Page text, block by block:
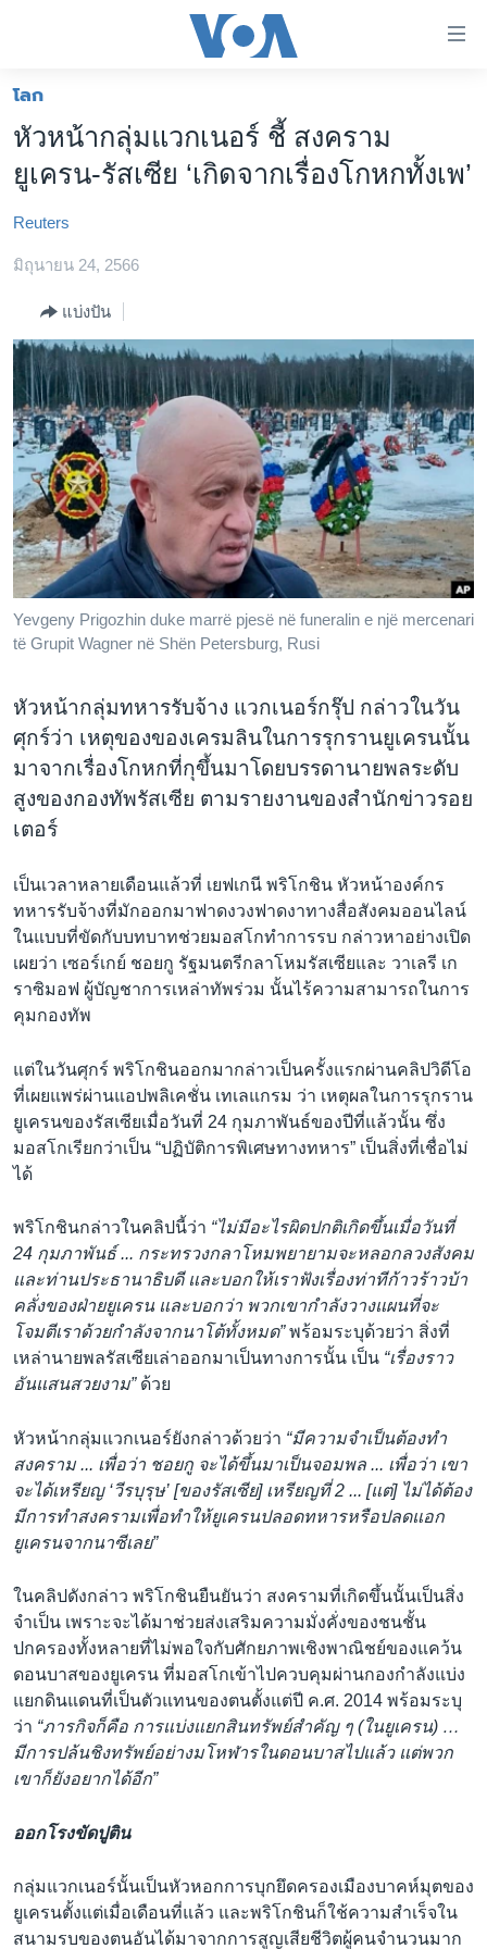
ต่อ
ข้าม
ไป
เนื้อหา
ข้าม
ไป
ข้าม
ไป
การ
ค้นหา
โลก
เอเชีย
สหรัฐฯ
ไทย
ธุรกิจ
วิทยาศาสตร์
สังคมและสุขภาพ
ไลฟ์สไตล์
ตรวจสอบข่าว
เรียนรู้ภาษาอังกฤษ
พอดคาสต์
ติดตามเรา
เลือกภาษา
โลก
หัวหน้ากลุ่มแวกเนอร์ ชี้ สงคราม
ยูเครน-รัสเซีย ‘เกิดจากเรื่องโกหกทั้งเพ’
Reuters
มิถุนายน 24, 2566
แบ่งปัน
Yevgeny Prigozhin duke marrë pjesë në funeralin e një mercenari
të Grupit Wagner në Shën Petersburg, Rusi
หัวหน้ากลุ่มทหารรับจ้าง แวกเนอร์กรุ๊ป กล่าวในวัน
ศุกร์ว่า เหตุของของเครมลินในการรุกรานยูเครนนั้น
มาจากเรื่องโกหกที่กุขึ้นมาโดยบรรดานายพลระดับ
สูงของกองทัพรัสเซีย ตามรายงานของสำนักข่าวรอย
เตอร์
เป็นเวลาหลายเดือนแล้วที่ เยฟเกนี พริโกชิน หัวหน้าองค์กร
ทหารรับจ้างที่มักออกมาฟาดงวงฟาดงาทางสื่อสังคมออนไลน์
ในแบบที่ขัดกับบทบาทช่วยมอสโกทำการรบ กล่าวหาอย่างเปิด
เผยว่า เซอร์เกย์ ชอยกู รัฐมนตรีกลาโหมรัสเซียและ วาเลรี เก
ราซิมอฟ ผู้บัญชาการเหล่าทัพร่วม นั้นไร้ความสามารถในการ
คุมกองทัพ
แต่ในวันศุกร์ พริโกชินออกมากล่าวเป็นครั้งแรกผ่านคลิปวิดีโอ
ที่เผยแพร่ผ่านแอปพลิเคชั่น เทเลแกรม ว่า เหตุผลในการรุกราน
ยูเครนของรัสเซียเมื่อวันที่ 24 กุมภาพันธ์ของปีที่แล้วนั้น ซึ่ง
มอสโกเรียกว่าเป็น “ปฏิบัติการพิเศษทางทหาร” เป็นสิ่งที่เชื่อไม่
ได้
พริโกชินกล่าวในคลิปนี้ว่า “ไม่มีอะไรผิดปกติเกิดขึ้นเมื่อวันที่
24 กุมภาพันธ์ ... กระทรวงกลาโหมพยายามจะหลอกลวงสังคม
และท่านประธานาธิบดี และบอกให้เราฟังเรื่องท่าทีก้าวร้าวบ้า
คลั่งของฝ่ายยูเครน และบอกว่า พวกเขากำลังวางแผนที่จะ
โจมตีเราด้วยกำลังจากนาโต้ทั้งหมด”พร้อมระบุด้วยว่า สิ่งที่
เหล่านายพลรัสเซียเล่าออกมาเป็นทางการนั้น เป็น “เรื่องราว
อันแสนสวยงาม”ด้วย
หัวหน้ากลุ่มแวกเนอร์ยังกล่าวด้วยว่า “มีความจำเป็นต้องทำ
สงคราม ... เพื่อว่า ชอยกู จะได้ขึ้นมาเป็นจอมพล ... เพื่อว่า เขา
จะได้เหรียญ ‘วีรบุรุษ’ [ของรัสเซีย] เหรียญที่ 2 ... [แต่] ไม่ได้ต้อง
มีการทำสงครามเพื่อทำให้ยูเครนปลอดทหารหรือปลดแอก
ยูเครนจากนาซีเลย”
ในคลิปดังกล่าว พริโกชินยืนยันว่า สงครามที่เกิดขึ้นนั้นเป็นสิ่ง
จำเป็น เพราะจะได้มาช่วยส่งเสริมความมั่งคั่งของชนชั้น
ปกครองทั้งหลายที่ไม่พอใจกับศักยภาพเชิงพาณิชย์ของแคว้น
ดอนบาสของยูเครน ที่มอสโกเข้าไปควบคุมผ่านกองกำลังแบ่ง
แยกดินแดนที่เป็นตัวแทนของตนตั้งแต่ปี ค.ศ. 2014 พร้อมระบุ
ว่า “ภารกิจก็คือ การแบ่งแยกสินทรัพย์สำคัญ ๆ (ในยูเครน) …
มีการปล้นชิงทรัพย์อย่างมโหฬารในดอนบาสไปแล้ว แต่พวก
เขาก็ยังอยากได้อีก”
ออกโรงขัดปูติน
กลุ่มแวกเนอร์นั้นเป็นหัวหอกการบุกยึดครองเมืองบาคห์มุตของ
ยูเครนตั้งแต่เมื่อเดือนที่แล้ว และพริโกชินก็ใช้ความสำเร็จใน
สนามรบของตนอันได้มาจากการสูญเสียชีวิตผู้คนจำนวนมาก